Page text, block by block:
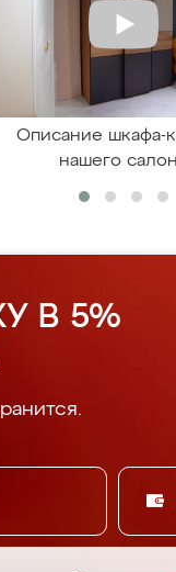
Описание шкафа-
нашего
В 5%